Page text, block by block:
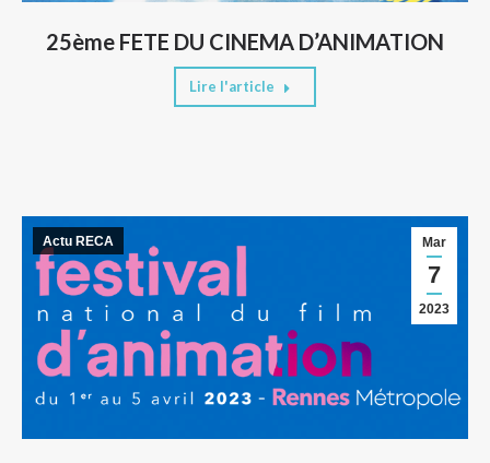
25ème FETE DU CINEMA D’ANIMATION
Lire l'article
Mar
7
2023
Actu RECA